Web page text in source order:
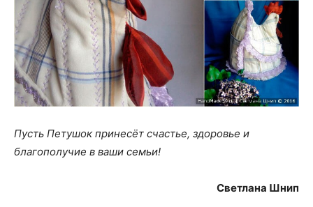
Пусть Петушок принесёт счастье, здоровье и
благополучие в ваши семьи!
Светлана Шнип